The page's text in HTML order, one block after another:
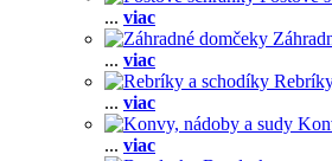
... viac
... viac
... viac
... viac